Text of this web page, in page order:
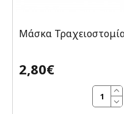
Μάσκα
2,80€